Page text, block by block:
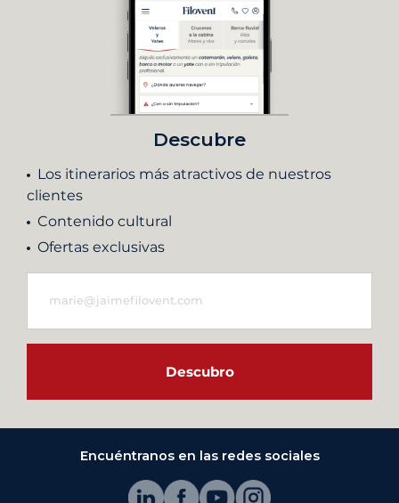
Descubre
Los itinerarios más atractivos de nuestros
clientes
Contenido cultural
Ofertas exclusivas
Descubro
Encuéntranos en las redes sociales